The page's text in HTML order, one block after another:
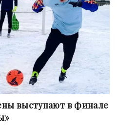
выступают в финале